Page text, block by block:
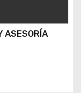
ASESORÍA